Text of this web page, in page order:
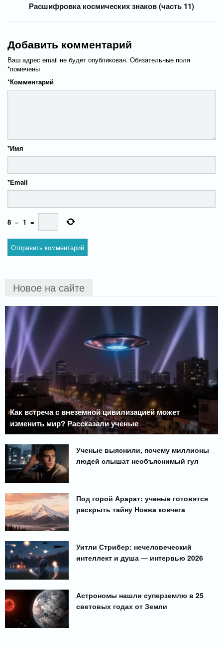
Расшифровка космических знаков (часть 11)
Добавить комментарий
Ваш адрес email не будет опубликован. Обязательные поля
помечены
*
Комментарий
*
Имя
*
Email
*
8 − 1 =
Новое на сайте
Как встреча с внеземной цивилизацией может
изменить мир? Рассказали ученые
Ученые выяснили, почему миллионы
людей слышат необъяснимый гул
Под горой Арарат: ученые готовятся
раскрыть тайну Ноева ковчега
Уитли Стрибер: нечеловеческий
интеллект и душа — интервью 2026
Астрономы нашли суперземлю в 25
световых годах от Земли